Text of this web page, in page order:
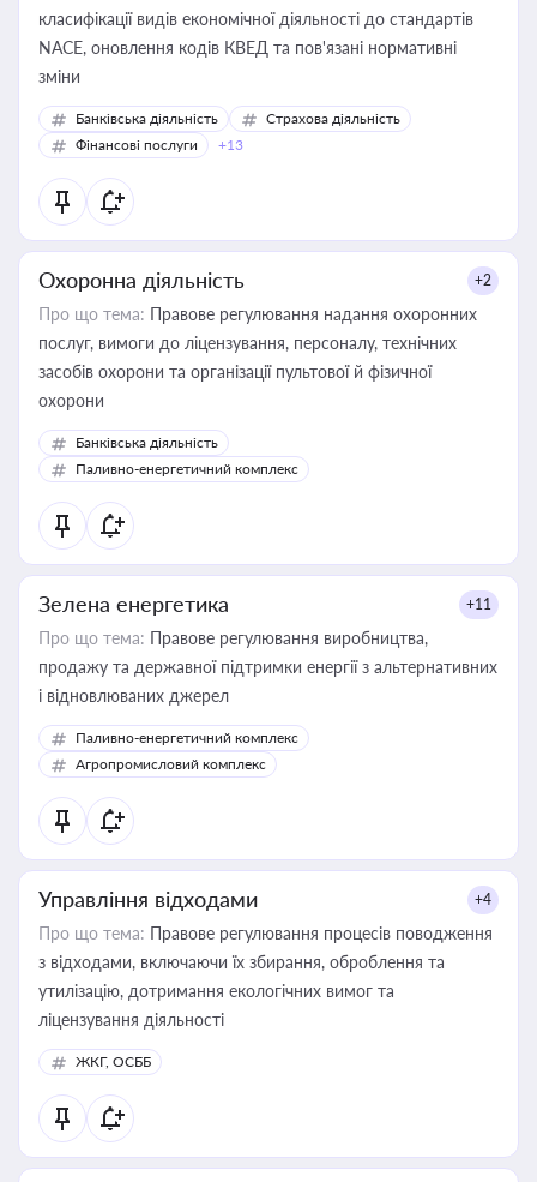
класифікації видів економічної діяльності до стандартів
NACE, оновлення кодів КВЕД та пов'язані нормативні
зміни
Банківська діяльність
Страхова діяльність
Фінансові послуги
+13
Охоронна діяльність +2
Про що тема: Правове регулювання надання охоронних
послуг, вимоги до ліцензування, персоналу, технічних
засобів охорони та організації пультової й фізичної
охорони
Банківська діяльність
Паливно-енергетичний комплекс
Зелена енергетика +11
Про що тема: Правове регулювання виробництва,
продажу та державної підтримки енергії з альтернативних
і відновлюваних джерел
Паливно-енергетичний комплекс
Агропромисловий комплекс
Управління відходами +4
Про що тема: Правове регулювання процесів поводження
з відходами, включаючи їх збирання, оброблення та
утилізацію, дотримання екологічних вимог та
ліцензування діяльності
ЖКГ, ОСББ